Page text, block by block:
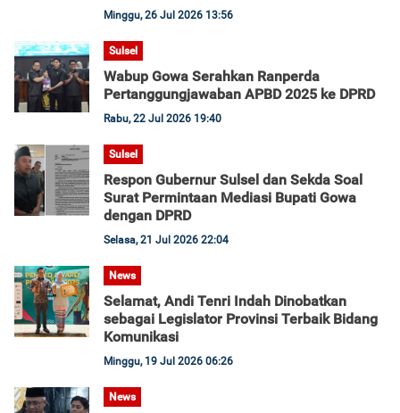
Minggu, 26 Jul 2026 13:56
Sulsel
Wabup Gowa Serahkan Ranperda
Pertanggungjawaban APBD 2025 ke DPRD
Rabu, 22 Jul 2026 19:40
Sulsel
Respon Gubernur Sulsel dan Sekda Soal
Surat Permintaan Mediasi Bupati Gowa
dengan DPRD
Selasa, 21 Jul 2026 22:04
News
Selamat, Andi Tenri Indah Dinobatkan
sebagai Legislator Provinsi Terbaik Bidang
Komunikasi
Minggu, 19 Jul 2026 06:26
News